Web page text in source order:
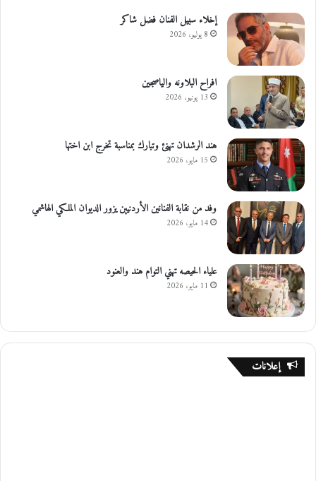
إخلاء سبيل الفنان فضل شاكر
8 يوليو، 2026
افراح البلاونه والياصجين
13 يونيو، 2026
هند الرشدان تهنئ وتبارك بمناسبة تخرج ابن اختها
15 مايو، 2026
وفد من نقابة الفنانين الأردنيين يزور الديوان الملكي الهاشمي
14 مايو، 2026
علياء الحيصه تهني التوام هند والعنود
11 مايو، 2026
إعلانات